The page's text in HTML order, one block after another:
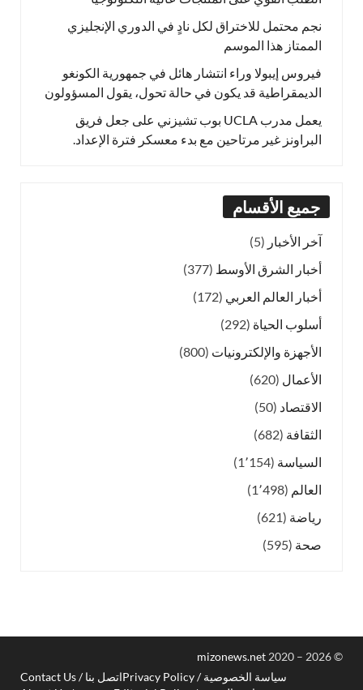
نجم محتمل للاختراق لكل نادٍ في الدوري الإنجليزي
الممتاز هذا الموسم
فيروس إيبولا وراء انتشار هائل في جمهورية الكونغو
الديمقراطية قد يكون في حالة تحول، يقول المسؤولون
يعمل مدرب UCLA بوب تشيزني على جعل فريق
البراونز غير مرتاحين مع بدء معسكر فترة الإعداد.
جميع الأقسام
آخر الأخبار (5)
أخبار الشرق الأوسط (377)
أخبار العالم العربي (172)
أسلوب الحياة (292)
الأجهزة والإلكترونيات (800)
الأعمال (620)
الاقتصاد (50)
الثقافة (682)
السياسة (1٬154)
العالم (1٬498)
رياضة (621)
صحة (595)
©
mizonews.net 2020 – 2026
سياسة الخصوصية / Privacy Policy
اتصل بنا / Contact Us